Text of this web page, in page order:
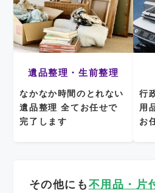
遺品整理・生前整理
なかなか時間のとれない
遺品整理 全てお任せで
完了します
行
用
お
その他にも 不用品・片